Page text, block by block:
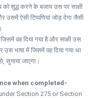
को शुद्ध करने के बजाय उस पर साक्षी
उसमें ऐसी टिप्पणियां जोड़ देगा जैसी
वह दिया गया है और साक्षी उस
भाषा में जिसमें वह दिया गया था
सुनाया जाएगा।
when completed-
Section 275 or Section